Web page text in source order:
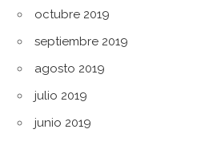
octubre 2019
septiembre 2019
agosto 2019
julio 2019
junio 2019